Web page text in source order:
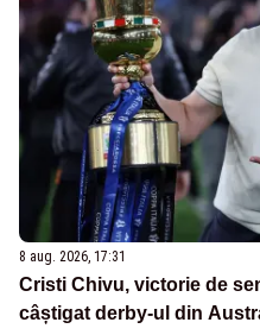
8 aug. 2026, 17:31
Cristi Chivu, victorie de
câștigat derby-ul din